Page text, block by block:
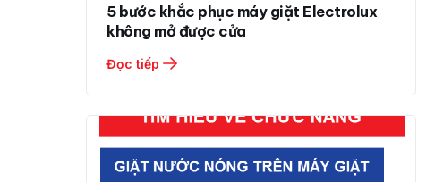
5 bước khắc phục máy giặt Electrolux
không mở được cửa
Đọc tiếp